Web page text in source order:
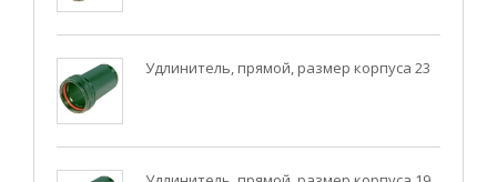
Удлинитель, прямой, размер корпуса 23